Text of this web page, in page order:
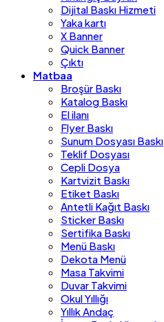
Dijital Baskı Hizmeti
Yaka kartı
X Banner
Quick Banner
Çıktı
Matbaa
Broşür Baskı
Katalog Baskı
El ilanı
Flyer Baskı
Sunum Dosyası Baskı
Teklif Dosyası
Cepli Dosya
Kartvizit Baskı
Etiket Baskı
Antetli Kağıt Baskı
Sticker Baskı
Sertifika Baskı
Menü Baskı
Dekota Menü
Masa Takvimi
Duvar Takvimi
Okul Yıllığı
Yıllık Andaç